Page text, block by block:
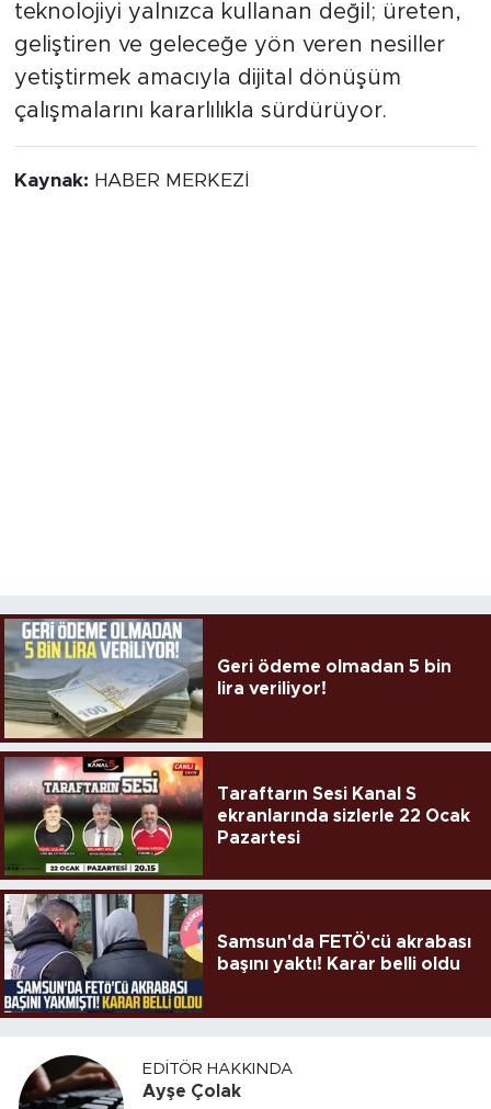
teknolojiyi yalnızca kullanan değil; üreten,
geliştiren ve geleceğe yön veren nesiller
yetiştirmek amacıyla dijital dönüşüm
çalışmalarını kararlılıkla sürdürüyor.
Kaynak: HABER MERKEZİ
Geri ödeme olmadan 5 bin
lira veriliyor!
Taraftarın Sesi Kanal S
ekranlarında sizlerle 22 Ocak
Pazartesi
Samsun'da FETÖ'cü akrabası
başını yaktı! Karar belli oldu
EDITÖR HAKKINDA
Ayşe Çolak